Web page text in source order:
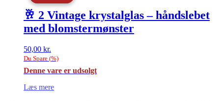
🥂 2 Vintage krystalglas – håndslebet
med blomstermønster
50,00 kr.
Du Spare (%)
Denne vare er udsolgt
Læs mere